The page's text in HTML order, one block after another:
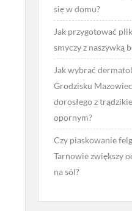
się w domu?
Jak przygotować
smyczy z naszywką
Jak wybrać
Grodzisku
dorosłego z
opornym?
Czy piaskowanie
Tarnowie zwiększy
na sól?